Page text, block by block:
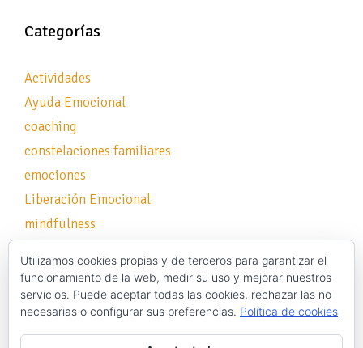
Categorías
Actividades
Ayuda Emocional
coaching
constelaciones familiares
emociones
Liberación Emocional
mindfulness
Sin categoría
sociologia
Utilizamos cookies propias y de terceros para garantizar el
funcionamiento de la web, medir su uso y mejorar nuestros
servicios. Puede aceptar todas las cookies, rechazar las no
necesarias o configurar sus preferencias. Política de cookies